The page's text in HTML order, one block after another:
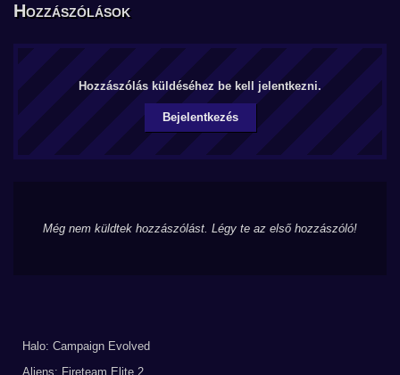
Hozzászólások
Hozzászólás küldéséhez be kell jelentkezni.
Bejelentkezés
Még nem küldtek hozzászólást. Légy te az első hozzászóló!
Halo: Campaign Evolved
Aliens: Fireteam Elite 2